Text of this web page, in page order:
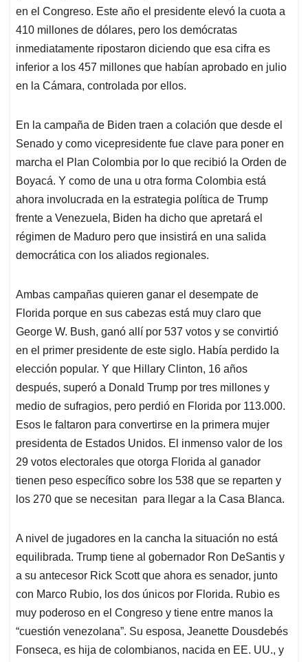
en el Congreso. Este año el presidente elevó la cuota a
410 millones de dólares, pero los demócratas
inmediatamente ripostaron diciendo que esa cifra es
inferior a los 457 millones que habían aprobado en julio
en la Cámara, controlada por ellos.
En la campaña de Biden traen a colación que desde el
Senado y como vicepresidente fue clave para poner en
marcha el Plan Colombia por lo que recibió la Orden de
Boyacá. Y como de una u otra forma Colombia está
ahora involucrada en la estrategia política de Trump
frente a Venezuela, Biden ha dicho que apretará el
régimen de Maduro pero que insistirá en una salida
democrática con los aliados regionales.
Ambas campañas quieren ganar el desempate de
Florida porque en sus cabezas está muy claro que
George W. Bush, ganó allí por 537 votos y se convirtió
en el primer presidente de este siglo. Había perdido la
elección popular. Y que Hillary Clinton, 16 años
después, superó a Donald Trump por tres millones y
medio de sufragios, pero perdió en Florida por 113.000.
Esos le faltaron para convertirse en la primera mujer
presidenta de Estados Unidos. El inmenso valor de los
29 votos electorales que otorga Florida al ganador
tienen peso específico sobre los 538 que se reparten y
los 270 que se necesitan para llegar a la Casa Blanca.
A nivel de jugadores en la cancha la situación no está
equilibrada. Trump tiene al gobernador Ron DeSantis y
a su antecesor Rick Scott que ahora es senador, junto
con Marco Rubio, los dos únicos por Florida. Rubio es
muy poderoso en el Congreso y tiene entre manos la
“cuestión venezolana”. Su esposa, Jeanette Dousdebés
Fonseca, es hija de colombianos, nacida en EE. UU., y